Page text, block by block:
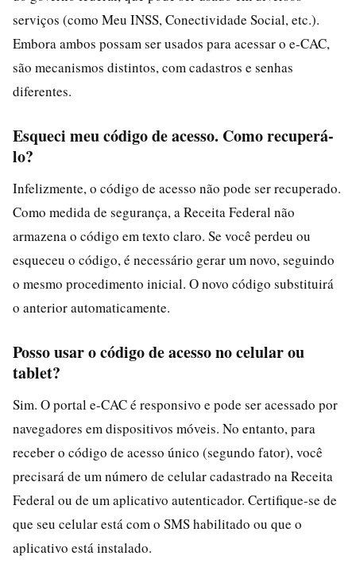
serviços (como Meu INSS, Conectividade Social, etc.).
Embora ambos possam ser usados para acessar o e-CAC,
são mecanismos distintos, com cadastros e senhas
diferentes.
Esqueci meu código de acesso. Como recuperá-
lo?
Infelizmente, o código de acesso não pode ser recuperado.
Como medida de segurança, a Receita Federal não
armazena o código em texto claro. Se você perdeu ou
esqueceu o código, é necessário gerar um novo, seguindo
o mesmo procedimento inicial. O novo código substituirá
o anterior automaticamente.
Posso usar o código de acesso no celular ou
tablet?
Sim. O portal e-CAC é responsivo e pode ser acessado por
navegadores em dispositivos móveis. No entanto, para
receber o código de acesso único (segundo fator), você
precisará de um número de celular cadastrado na Receita
Federal ou de um aplicativo autenticador. Certifique-se de
que seu celular está com o SMS habilitado ou que o
aplicativo está instalado.